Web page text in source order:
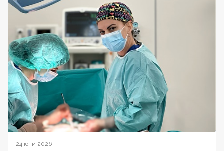
24 юни 2026